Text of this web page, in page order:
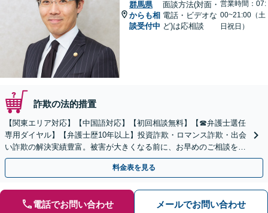
群馬県
からも相
談受付中
面談方法(対面・
電話・ビデオな
ど)は応相談
営業時間：07:
00~21:00（土
日祝日）
詐欺の法的措置
【関東エリア対応】【中国語対応】【初回相談無料】【☎︎弁護士選任
専用ダイヤル】【弁護士歴10年以上】投資詐欺・ロマンス詐欺・出会
い詐欺の解決実績豊富。被害が大きくなる前に、お早めのご相談を。
セカンドオピニオン・オンラインの対応も可能
料金表を見る
電話でお問い合わせ メールでお問い合わせ